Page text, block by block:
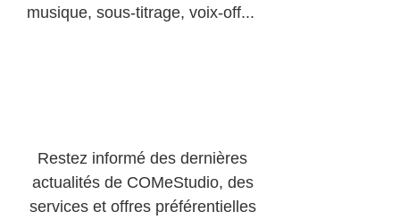
musique, sous-titrage, voix-off...
Restez informé des dernières
actualités de COMeStudio, des
services et offres préférentielles